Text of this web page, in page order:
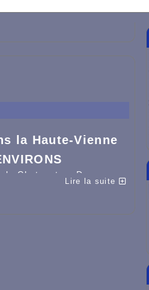
la Haute-Vienne
Chatenet en Dognon,
Laurent les églises, st
Lire la suite